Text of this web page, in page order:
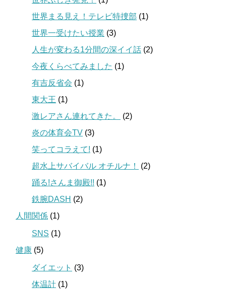
世界まる見え！テレビ特捜部 (1)
世界一受けたい授業 (3)
人生が変わる1分間の深イイ話 (2)
今夜くらべてみました (1)
有吉反省会 (1)
東大王 (1)
激レアさん連れてきた。
(2)
炎の体育会TV (3)
笑ってコラえて! (1)
超水上サバイバル オチルナ！
(2)
踊る!さんま御殿!! (1)
鉄腕DASH (2)
人間関係 (1)
SNS (1)
健康 (5)
ダイエット (3)
体温計 (1)